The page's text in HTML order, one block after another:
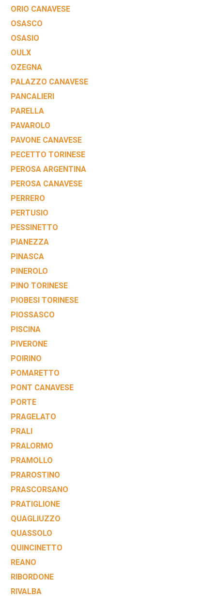
ORIO CANAVESE
OSASCO
OSASIO
OULX
OZEGNA
PALAZZO CANAVESE
PANCALIERI
PARELLA
PAVAROLO
PAVONE CANAVESE
PECETTO TORINESE
PEROSA ARGENTINA
PEROSA CANAVESE
PERRERO
PERTUSIO
PESSINETTO
PIANEZZA
PINASCA
PINEROLO
PINO TORINESE
PIOBESI TORINESE
PIOSSASCO
PISCINA
PIVERONE
POIRINO
POMARETTO
PONT CANAVESE
PORTE
PRAGELATO
PRALI
PRALORMO
PRAMOLLO
PRAROSTINO
PRASCORSANO
PRATIGLIONE
QUAGLIUZZO
QUASSOLO
QUINCINETTO
REANO
RIBORDONE
RIVALBA